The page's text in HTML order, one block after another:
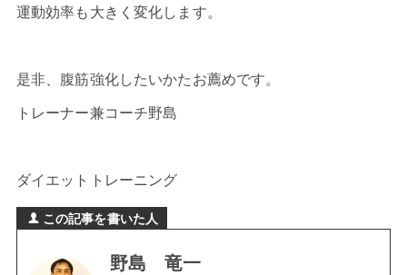
運動効率も大きく変化します。
是非、腹筋強化したいかたお薦めです。
トレーナー兼コーチ野島
ダイエットトレーニング
この記事を書いた人
野島 竜一